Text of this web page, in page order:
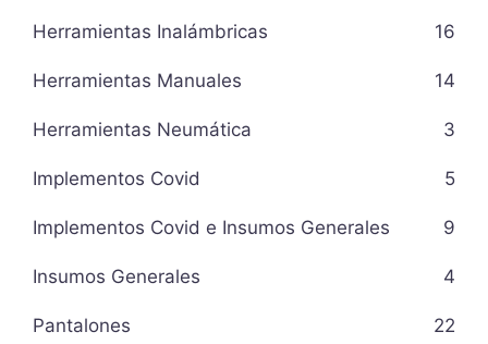
Herramientas Inalámbricas 16
Herramientas Manuales 14
Herramientas Neumática 3
Implementos Covid 5
Implementos Covid e Insumos Generales 9
Insumos Generales 4
Pantalones 22